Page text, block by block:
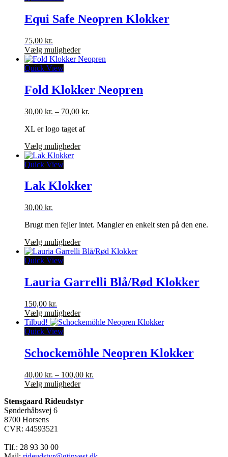
varianter.
Mulighederne
på
varesiden
Equi Safe Neopren Klokker
75,00 kr.
Vælg mulighederDette
vare
varianter.
Mulighederne
vælges
varesiden
Quick View
Fold Klokker Neopren
30,00 kr. – 70,00 kr.
XL er logo taget af
Vælg mulighederDette
varianter.
Mulighederne
varesiden
Quick View
Lak Klokker
30,00 kr.
Brugt men fejler intet. Mangler en enkelt sten på den ene.
Vælg mulighederDette
vare
varianter.
Mulighederne
på
varesiden
Quick View
Lauria Garrelli Blå/Rød Klokker
150,00 kr.
Vælg mulighederDette
vare
varianter.
Mulighederne
vælges
på
Tilbud!
Quick View
Schockemöhle Neopren Klokker
40,00 kr. – 100,00 kr.
Vælg mulighederDette
har
Stensgaard Rideudstyr
Sønderhåbsvej 6
8700 Horsens
CVR: 44593521
Tlf.: 28 93 30 00